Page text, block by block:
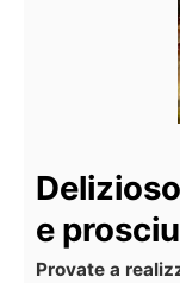
e
Provate a